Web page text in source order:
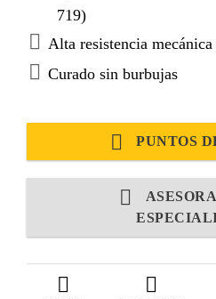
719)
Alta resistencia
Curado sin burbujas
PUNTOS